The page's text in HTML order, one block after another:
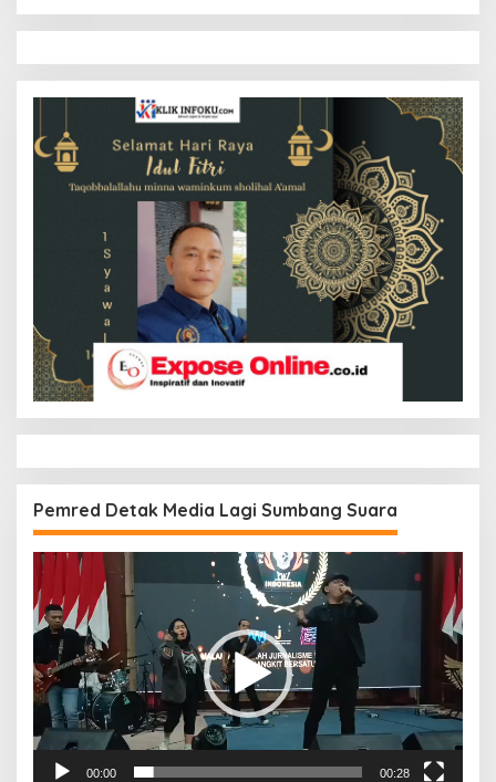
Pemred Detak Media Lagi Sumbang Suara
Pemutar
00:00 00:28